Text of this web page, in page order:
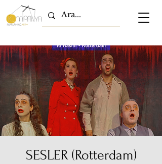
SESLER (Rotterdam)